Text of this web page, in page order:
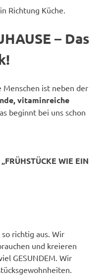
Richtung Küche.
– Das
Menschen ist neben der
vitaminreiche
beginnt bei uns schon
WIE EIN
richtig aus. Wir
und kreieren
GESUNDEM. Wir